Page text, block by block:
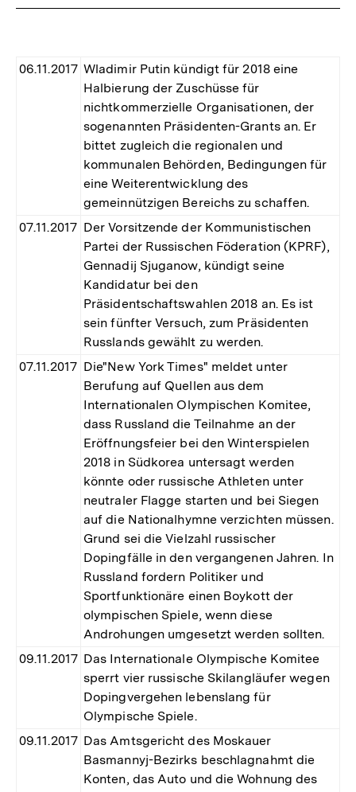
06.11.2017 Wladimir Putin kündigt für 2018 eine
Halbierung der Zuschüsse für
nichtkommerzielle Organisationen, der
sogenannten Präsidenten-Grants an. Er
bittet zugleich die regionalen und
kommunalen Behörden, Bedingungen für
eine Weiterentwicklung des
gemeinnützigen Bereichs zu schaffen.
07.11.2017 Der Vorsitzende der Kommunistischen
Partei der Russischen Föderation (KPRF),
Gennadij Sjuganow, kündigt seine
Kandidatur bei den
Präsidentschaftswahlen 2018 an. Es ist
sein fünfter Versuch, zum Präsidenten
Russlands gewählt zu werden.
07.11.2017 Die"New York Times" meldet unter
Berufung auf Quellen aus dem
Internationalen Olympischen Komitee,
dass Russland die Teilnahme an der
Eröffnungsfeier bei den Winterspielen
2018 in Südkorea untersagt werden
könnte oder russische Athleten unter
neutraler Flagge starten und bei Siegen
auf die Nationalhymne verzichten müssen.
Grund sei die Vielzahl russischer
Dopingfälle in den vergangenen Jahren. In
Russland fordern Politiker und
Sportfunktionäre einen Boykott der
olympischen Spiele, wenn diese
Androhungen umgesetzt werden sollten.
09.11.2017 Das Internationale Olympische Komitee
sperrt vier russische Skilangläufer wegen
Dopingvergehen lebenslang für
Olympische Spiele.
09.11.2017 Das Amtsgericht des Moskauer
Basmannyj-Bezirks beschlagnahmt die
Konten, das Auto und die Wohnung des